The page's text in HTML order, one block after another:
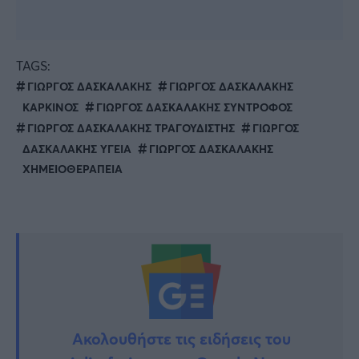
TAGS:
ΓΙΩΡΓΟΣ ΔΑΣΚΑΛΑΚΗΣ
ΓΙΩΡΓΟΣ ΔΑΣΚΑΛΑΚΗΣ
ΚΑΡΚΙΝΟΣ
ΓΙΩΡΓΟΣ ΔΑΣΚΑΛΑΚΗΣ ΣΥΝΤΡΟΦΟΣ
ΓΙΩΡΓΟΣ ΔΑΣΚΑΛΑΚΗΣ ΤΡΑΓΟΥΔΙΣΤΗΣ
ΓΙΩΡΓΟΣ
ΔΑΣΚΑΛΑΚΗΣ ΥΓΕΙΑ
ΓΙΩΡΓΟΣ ΔΑΣΚΑΛΑΚΗΣ
ΧΗΜΕΙΟΘΕΡΑΠΕΙΑ
Ακολουθήστε τις ειδήσεις του